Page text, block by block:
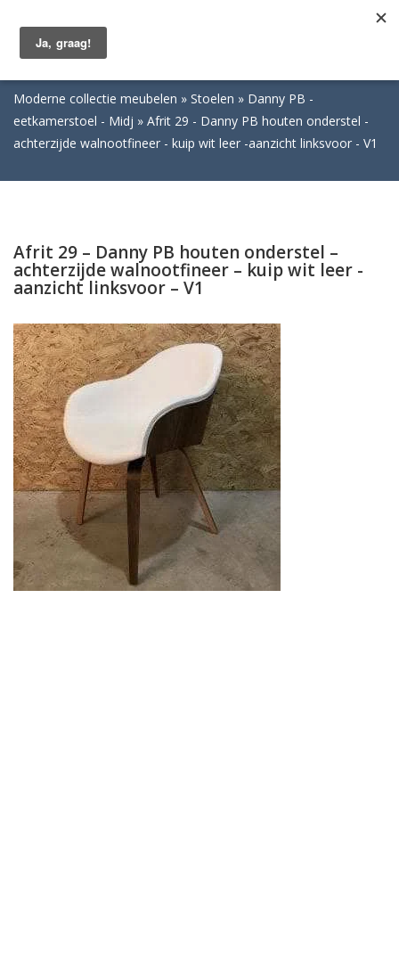
Moderne collectie meubelen Stoelen
Danny PB -
eetkamerstoel - Midj
Afrit 29 - Danny PB houten onderstel -
achterzijde walnootfineer - kuip wit leer -aanzicht linksvoor - V1
Afrit 29 – Danny PB houten onderstel –
achterzijde walnootfineer – kuip wit leer -
aanzicht linksvoor – V1